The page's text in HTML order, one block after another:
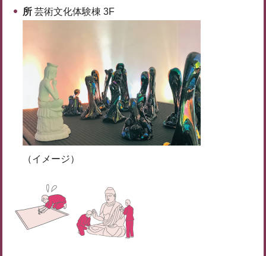
所 芸術文化体験棟 3F
（イメージ）